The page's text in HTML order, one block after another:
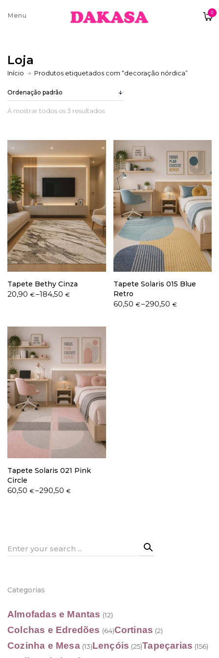
0
Sobre nós
Contatos e moradas
Trocas e Devoluções
Termos e condições
Política de Privacidade
Loja
Início Produtos etiquetados com “decoração nórdica”
A mostrar todos os 3 resultados
Tapete Bethy Cinza
20,90 €–184,50€
Price
184,50 €
Tapete Solaris 015 Blue
Retro
60,50 €–290,50 €
Price
Tapete Solaris 021 Pink
Circle
60,50 €–290,50€
Price
Search
Categorias
Almofadas e Mantas (12)
Colchas e Edredões (64)Cortinas (2)
Cozinha e Mesa (13)Lençóis (25)Tapeçarias (156)